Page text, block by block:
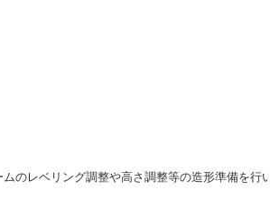
のレベリング調整や高さ調整等の造形準備を行